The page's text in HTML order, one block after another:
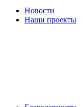
Новости
Наши проекты